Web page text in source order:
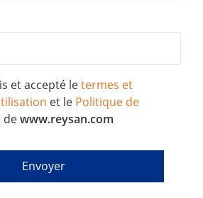
et accepté letermes et
et le Politique de
dewww.reysan.com